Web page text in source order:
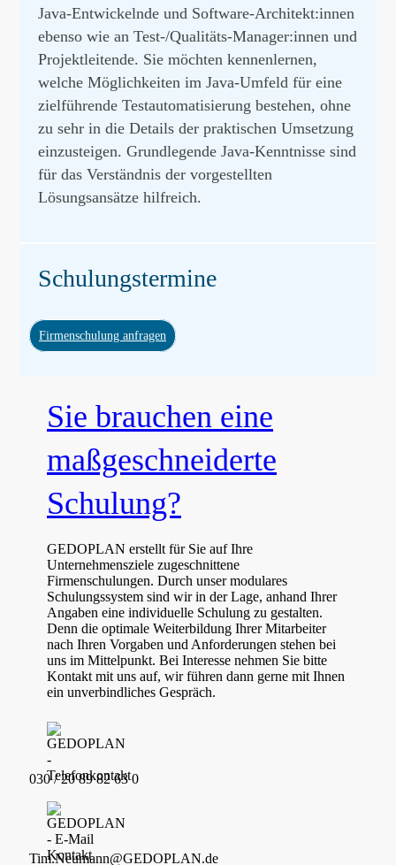
Java-Entwickelnde und Software-Architekt:innen
ebenso wie an Test-/Qualitäts-Manager:innen und
Projektleitende. Sie möchten kennenlernen,
welche Möglichkeiten im Java-Umfeld für eine
zielführende Testautomatisierung bestehen, ohne
zu sehr in die Details der praktischen Umsetzung
einzusteigen. Grundlegende Java-Kenntnisse sind
für das Verständnis der vorgestellten
Lösungsansätze hilfreich.
Schulungstermine
Firmenschulung anfragen
Sie brauchen eine
maßgeschneiderte
Schulung?
GEDOPLAN erstellt für Sie auf Ihre
Unternehmensziele zugeschnittene
Firmenschulungen. Durch unser modulares
Schulungssystem sind wir in der Lage, anhand Ihrer
Angaben eine individuelle Schulung zu gestalten.
Denn die optimale Weiterbildung Ihrer Mitarbeiter
nach Ihren Vorgaben und Anforderungen stehen bei
uns im Mittelpunkt. Bei Interesse nehmen Sie bitte
Kontakt mit uns auf, wir führen dann gerne mit Ihnen
ein unverbindliches Gespräch.
030 / 20 89 82 63 0
Tim.Neumann@GEDOPLAN.de